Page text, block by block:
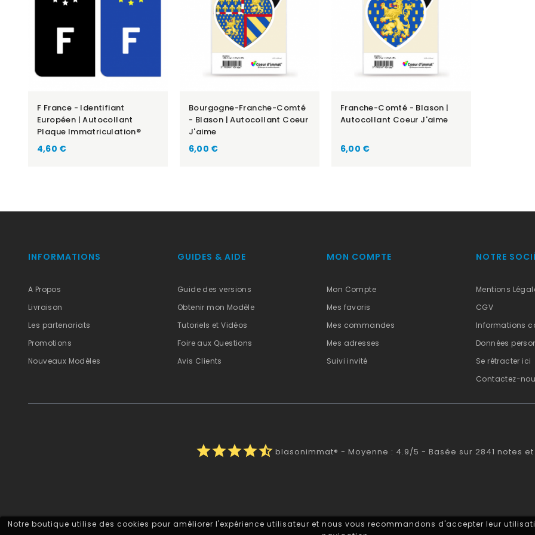
Notre boutique utilise des cookies pour améliorer l'expérience utilisateur et nous vous recommandons d'accepter leur
F France - Identifiant
Européen | Autocollant
Plaque Immatriculation®
Prix
4,60 €
Bourgogne-Franche-Comté
- Blason | Autocollant Coeur
J'aime
Prix
6,00 €
Franche-Comté - Blason |
Autocollant Coeur J'aime
Prix
6,00 €
INFORMATIONS
A Propos
Livraison
Les partenariats
Promotions
Nouveaux Modèles
GUIDES & AIDE
Guide des versions
Obtenir mon Modèle
Tutoriels et Vidéos
Foire aux Questions
Avis Clients
MON COMPTE
Mon Compte
Mes favoris
Mes commandes
Mes adresses
Suivi invité
NOTRE
Mentions
CGV
Informations
Données
Se rétracter ici
Contactez-
starstarstarstarstar_half blasonimmat® - Moyenne : 4.9/5 - Basée sur 2841 notes et